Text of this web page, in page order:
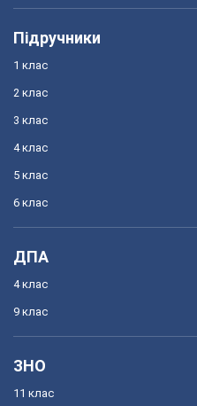
Підручники
1 клас
2 клас
3 клас
4 клас
5 клас
6 клас
ДПА
4 клас
9 клас
ЗНО
11 клас